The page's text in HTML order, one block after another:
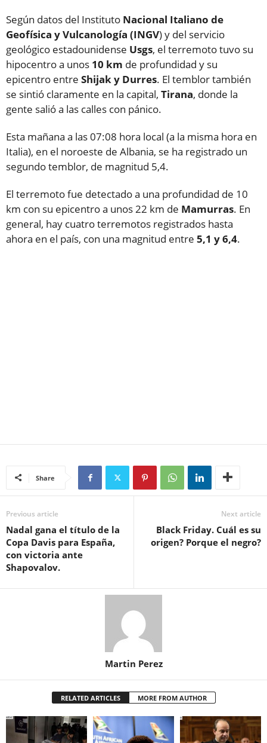
Según datos del Instituto Nacional Italiano de
Geofísica y Vulcanología (INGV) y del servicio
geológico estadounidense Usgs, el terremoto tuvo su
hipocentro a unos 10 km de profundidad y su
epicentro entre Shijak y Durres. El temblor también
se sintió claramente en la capital, Tirana, donde la
gente salió a las calles con pánico.
Esta mañana a las 07:08 hora local (a la misma hora en
Italia), en el noroeste de Albania, se ha registrado un
segundo temblor, de magnitud 5,4.
El terremoto fue detectado a una profundidad de 10
km con su epicentro a unos 22 km de Mamurras. En
general, hay cuatro terremotos registrados hasta
ahora en el país, con una magnitud entre 5,1 y 6,4.
Share
Previous article
Nadal gana el título de la
Copa Davis para España,
con victoria ante
Shapovalov.
Next article
Black Friday. Cuál es su
origen? Porque el negro?
Martin Perez
RELATED ARTICLES MORE FROM AUTHOR